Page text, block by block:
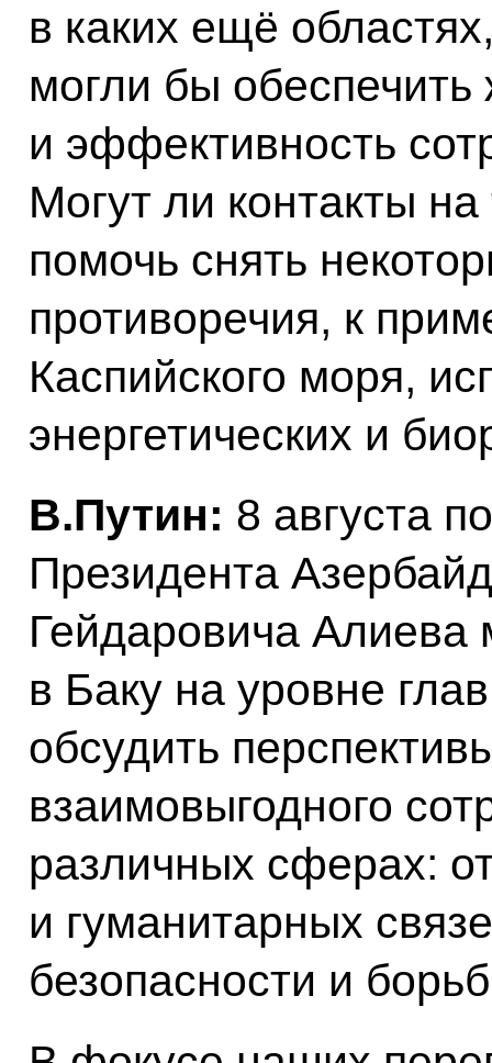
в каких ещё
могли бы обеспечить
и эффективность
Могут ли контакты
помочь снять
противоречия, к
Каспийского моря,
энергетических и
В.Путин: 8 августа
Президента
Гейдаровича
в Баку на уровне
обсудить
взаимовыгодного
различных сферах:
и гуманитарных
безопасности и